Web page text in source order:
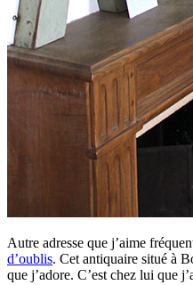
Autre adresse que j’aime
d’oublis. Cet antiquaire situé à
que j’adore. C’est chez lui que